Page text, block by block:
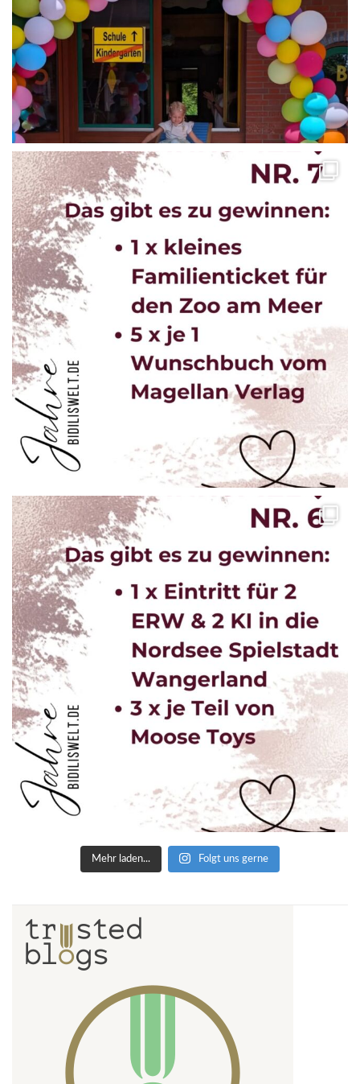
Mehr laden... Folgt uns gerne